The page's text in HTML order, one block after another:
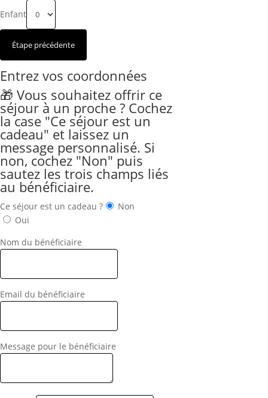
Enfant
Entrez vos coordonnées
🎁 Vous souhaitez offrir ce
séjour à un proche ? Cochez
la case "Ce séjour est un
cadeau" et laissez un
message personnalisé. Si
non, cochez "Non" puis
sautez les trois champs liés
au bénéficiaire.
Ce séjour est un cadeau ?
Non
Oui
Nom du bénéficiaire
Email du bénéficiaire
Message pour le bénéficiaire